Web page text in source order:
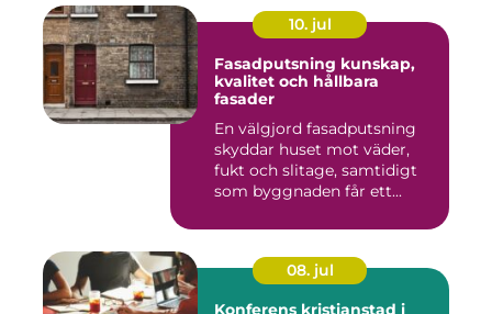
10. jul
Fasadputsning kunskap,
kvalitet och hållbara
fasader
En välgjord fasadputsning
skyddar huset mot väder,
fukt och slitage, samtidigt
som byggnaden får ett...
08. jul
Konferens kristianstad i